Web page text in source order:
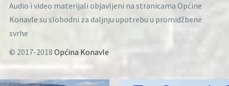
Audio i video materijali objavljeni na stranicama Općine
Konavle su slobodni za daljnju upotrebu u promidžbene
svrhe
© 2017-2018 Općina Konavle